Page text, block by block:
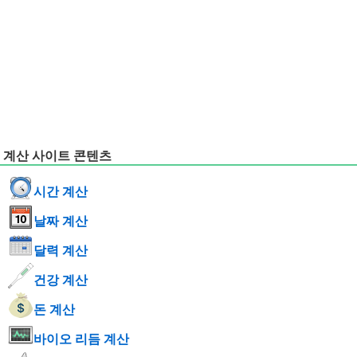
계산 사이트 콘텐츠
시간 계산
날짜 계산
달력 계산
건강 계산
돈 계산
바이오 리듬 계산